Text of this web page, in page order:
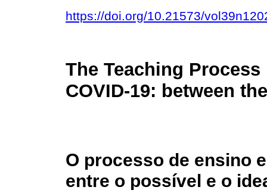
https://doi.org/10.21573/
The Teaching
COVID-19: between
O processo de ensino
entre o possível e o